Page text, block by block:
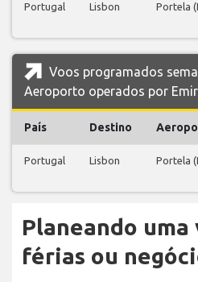
Portugal Lisbon Portela
Voos programados
Aeroporto operados por
País Destino
Portugal Lisbon Portela
Planeando uma
férias ou